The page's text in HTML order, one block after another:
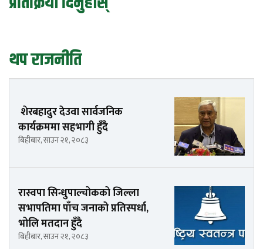
थप राजनीति
शेरबहादुर देउवा सार्वजनिक
कार्यक्रममा सहभागी हुँदै
बिहीबार, साउन २१, २०८३
रास्वपा सिन्धुपाल्चोकको जिल्ला
सभापतिमा पाँच जनाको प्रतिस्पर्धा,
भोलि मतदान हुँदै
बिहीबार, साउन २१, २०८३